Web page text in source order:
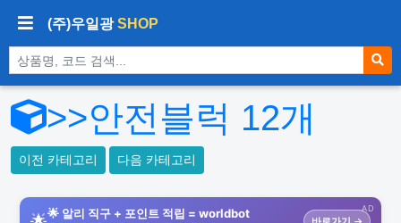
(주)우일광SHOP
상품 검색
>>안전블럭 12개
이전 카테고리 다음 카테고리
AD
🌟 알리 직구 + 포인트 적립 = worldbot